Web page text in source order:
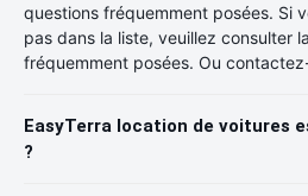
questions fréquemment posées. Si
pas dans la liste, veuillez consulter
fréquemment posées. Ou
EasyTerra location de voitures
?